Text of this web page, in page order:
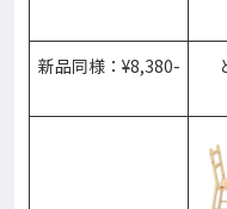
新品同様：¥8,380-